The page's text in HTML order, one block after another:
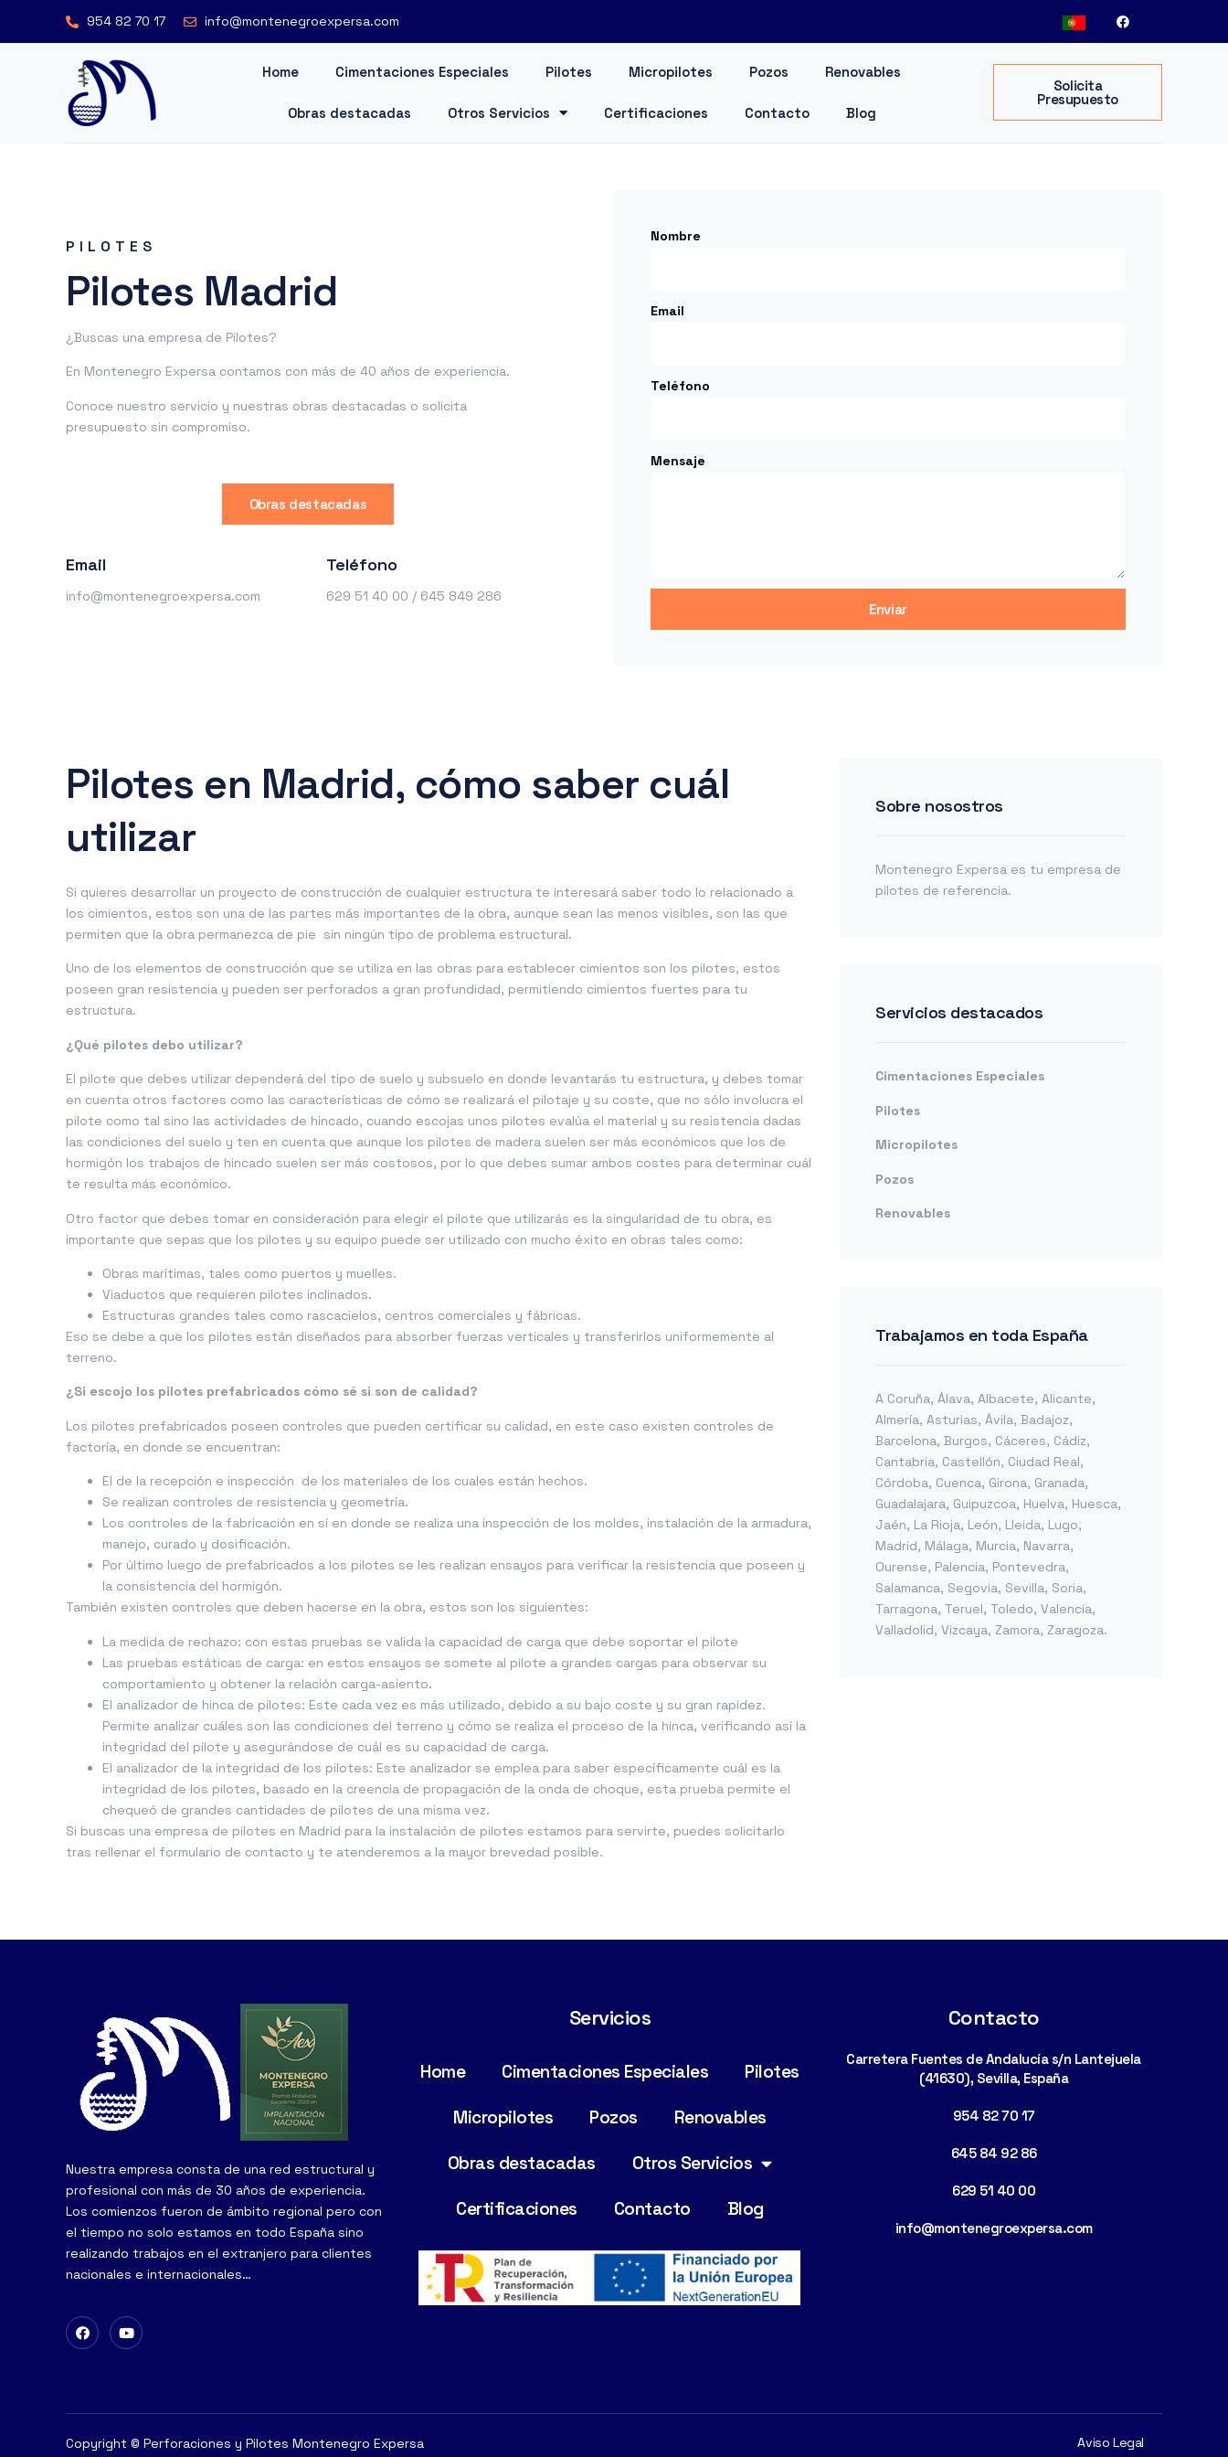
954 82 70 17 info@montenegroexpersa.com
Home Cimentaciones Especiales Pilotes Micropilotes Pozos Renovables
Obras destacadas Otros Servicios Certificaciones Contacto Blog
Solicita
Presupuesto
PILOTES
Pilotes Madrid
¿Buscas una empresa de Pilotes?
En Montenegro Expersa contamos con más de 40 años de experiencia.
Conoce nuestro servicio y nuestras obras destacadas o solicita
presupuesto sin compromiso.
Obras destacadas
Email
info@montenegroexpersa.com
Teléfono
629 51 40 00 / 645 849 286
Nombre
Email
Teléfono
Mensaje
Enviar
Pilotes en Madrid, cómo saber cuál
utilizar
Si quieres desarrollar un proyecto de construcción de cualquier estructura te interesará saber todo lo relacionado a
los cimientos, estos son una de las partes más importantes de la obra, aunque sean las menos visibles, son las que
permiten que la obra permanezca de pie sin ningún tipo de problema estructural.
Uno de los elementos de construcción que se utiliza en las obras para establecer cimientos son los pilotes, estos
poseen gran resistencia y pueden ser perforados a gran profundidad, permitiendo cimientos fuertes para tu
estructura.
¿Qué pilotes debo utilizar?
El pilote que debes utilizar dependerá del tipo de suelo y subsuelo en donde levantarás tu estructura, y debes tomar
en cuenta otros factores como las características de cómo se realizará el pilotaje y su coste, que no sólo involucra el
pilote como tal sino las actividades de hincado, cuando escojas unos pilotes evalúa el material y su resistencia dadas
las condiciones del suelo y ten en cuenta que aunque los pilotes de madera suelen ser más económicos que los de
hormigón los trabajos de hincado suelen ser más costosos, por lo que debes sumar ambos costes para determinar cuál
te resulta más económico.
Otro factor que debes tomar en consideración para elegir el pilote que utilizarás es la singularidad de tu obra, es
importante que sepas que los pilotes y su equipo puede ser utilizado con mucho éxito en obras tales como:
Obras marítimas, tales como puertos y muelles.
Viaductos que requieren pilotes inclinados.
Estructuras grandes tales como rascacielos, centros comerciales y fábricas.
Eso se debe a que los pilotes están diseñados para absorber fuerzas verticales y transferirlos uniformemente al
terreno.
¿Si escojo los pilotes prefabricados cómo sé si son de calidad?
Los pilotes prefabricados poseen controles que pueden certificar su calidad, en este caso existen controles de
factoría, en donde se encuentran:
El de la recepción e inspección de los materiales de los cuales están hechos.
Se realizan controles de resistencia y geometría.
Los controles de la fabricación en sí en donde se realiza una inspección de los moldes, instalación de la armadura,
manejo, curado y dosificación.
Por último luego de prefabricados a los pilotes se les realizan ensayos para verificar la resistencia que poseen y
la consistencia del hormigón.
También existen controles que deben hacerse en la obra, estos son los siguientes:
La medida de rechazo: con estas pruebas se valida la capacidad de carga que debe soportar el pilote
Las pruebas estáticas de carga: en estos ensayos se somete al pilote a grandes cargas para observar su
comportamiento y obtener la relación carga-asiento.
El analizador de hinca de pilotes: Este cada vez es más utilizado, debido a su bajo coste y su gran rapidez.
Permite analizar cuáles son las condiciones del terreno y cómo se realiza el proceso de la hinca, verificando así la
integridad del pilote y asegurándose de cuál es su capacidad de carga.
El analizador de la integridad de los pilotes: Este analizador se emplea para saber específicamente cuál es la
integridad de los pilotes, basado en la creencia de propagación de la onda de choque, esta prueba permite el
chequeó de grandes cantidades de pilotes de una misma vez.
Si buscas una empresa de pilotes en Madrid para la instalación de pilotes estamos para servirte, puedes solicitarlo
tras rellenar el formulario de contacto y te atenderemos a la mayor brevedad posible.
Sobre nosostros
Montenegro Expersa es tu empresa de
pilotes de referencia.
Servicios destacados
Cimentaciones Especiales
Pilotes
Micropilotes
Pozos
Renovables
Trabajamos en toda España
A Coruña, Álava, Albacete, Alicante,
Almería, Asturias, Ávila, Badajoz,
Barcelona, Burgos, Cáceres, Cádiz,
Cantabria, Castellón, Ciudad Real,
Córdoba, Cuenca, Girona, Granada,
Guadalajara, Guipuzcoa, Huelva, Huesca,
Jaén, La Rioja, León, Lleida, Lugo,
Madrid, Málaga, Murcia, Navarra,
Ourense, Palencia, Pontevedra,
Salamanca, Segovia, Sevilla, Soria,
Tarragona, Teruel, Toledo, Valencia,
Valladolid, Vizcaya, Zamora, Zaragoza.
Nuestra empresa consta de una red estructural y
profesional con más de 30 años de experiencia.
Los comienzos fueron de ámbito regional pero con
el tiempo no solo estamos en todo España sino
realizando trabajos en el extranjero para clientes
nacionales e internacionales…
Servicios
Home Cimentaciones Especiales
Pilotes
Micropilotes
Pozos
Renovables
Obras destacadas
Otros Servicios
Certificaciones
Contacto Blog
Contacto
Carretera Fuentes de Andalucía s/n Lantejuela
(41630), Sevilla, España
954 82 70 17
645 84 92 86
629 51 40 00
info@montenegroexpersa.com
Copyright © Perforaciones y Pilotes Montenegro Expersa Aviso Legal